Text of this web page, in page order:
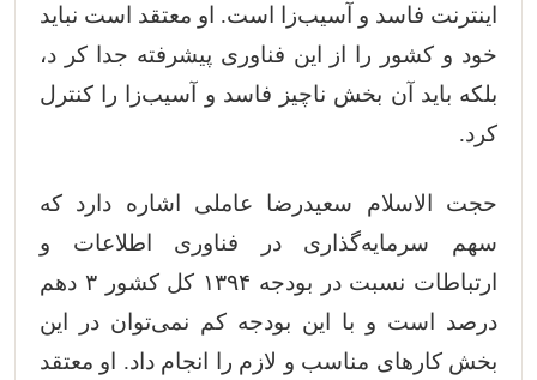
اینترنت فاسد و آسیب‌زا است. او معتقد است نباید
خود و کشور را از این فناوری پیشرفته جدا کر د،
بلکه باید آن بخش ناچیز فاسد و آسیب‌زا را کنترل
کرد.
حجت الاسلام سعیدرضا عاملی اشاره دارد که
سهم سرمایه‌گذاری در فناوری اطلاعات و
ارتباطات نسبت در بودجه ۱۳۹۴ کل کشور ۳ دهم
درصد است و با این بودجه کم نمی‌توان در این
بخش کارهای مناسب و لازم را انجام داد. او معتقد